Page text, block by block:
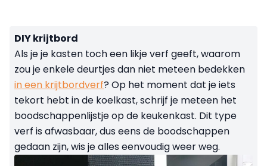
DIY krijtbord
Als je je kasten toch een likje verf geeft, waarom
zou je enkele deurtjes dan niet meteen bedekken
in een krijtbordverf? Op het moment dat je iets
tekort hebt in de koelkast, schrijf je meteen het
boodschappenlijstje op de keukenkast. Dit type
verf is afwasbaar, dus eens de boodschappen
gedaan zijn, wis je alles eenvoudig weer weg.